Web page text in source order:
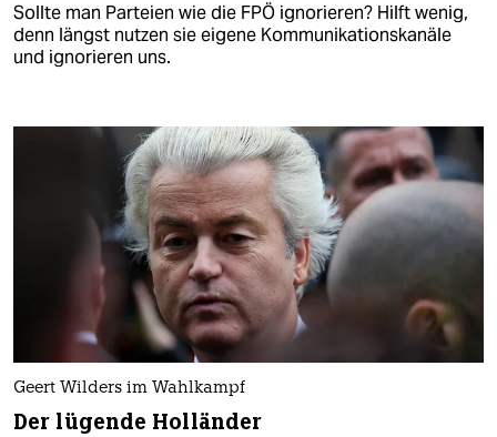
Sollte man Parteien wie die FPÖ ignorieren? Hilft wenig,
denn längst nutzen sie eigene Kommunikationskanäle
und ignorieren uns.
Geert Wilders im Wahlkampf
Der lügende Holländer